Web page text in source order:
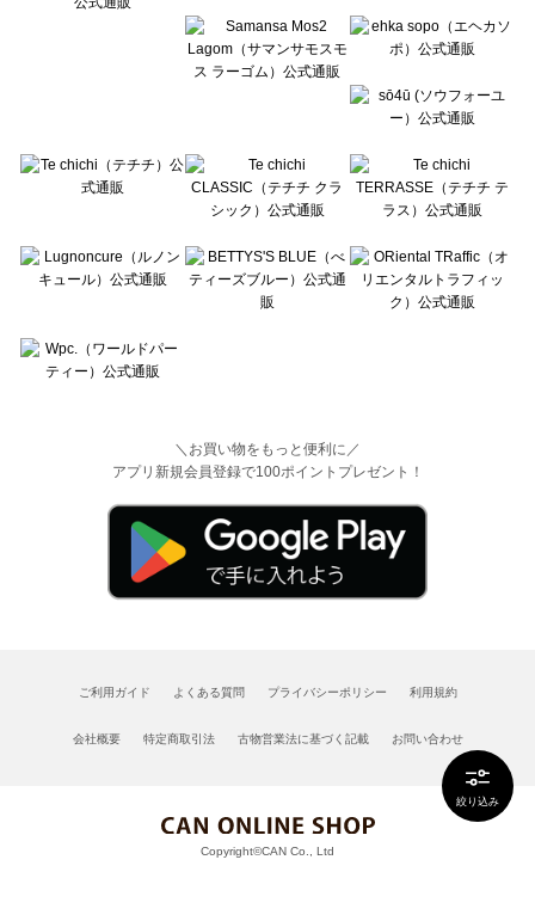
絞り込み
＼お買い物をもっと便利に／
アプリ新規会員登録で100ポイントプレゼント！
ご利用ガイド よくある質問 プライバシーポリシー 利用規約
会社概要 特定商取引法 古物営業法に基づく記載 お問い合わせ
Copyright©CAN Co., Ltd